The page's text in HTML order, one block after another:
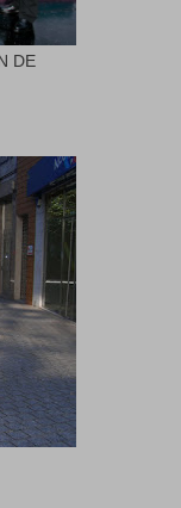
DE